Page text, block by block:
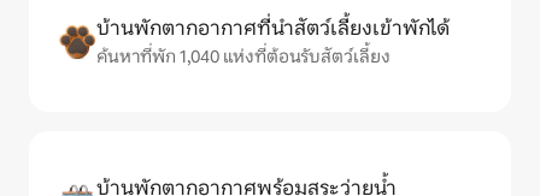
บ้านพักตากอากาศที่นำสัตว์เลี้ยงเข้าพักได้
ค้นหาที่พัก 1,040 แห่งที่ต้อนรับสัตว์เลี้ยง
บ้านพักตากอากาศพร้อมสระว่ายน้ำ